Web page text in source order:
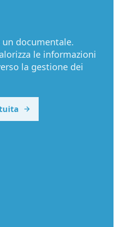
documentale.
le informazioni
la gestione dei